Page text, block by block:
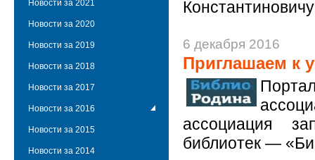
6 декабря 2016
Приглашаем к
ассоциация
библиотек —
Новости за 2021
Новости за 2020
Новости за 2019
Новости за 2018
Новости за 2017
Новости за 2016
Новости за 2015
Новости за 2014